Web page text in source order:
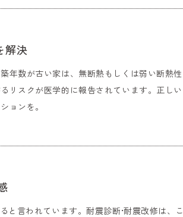
解決
年数が古い家は、無断熱もしくは弱い断熱性
リスクが医学的に報告されています。正しい
ョンを。
と言われています。​耐震診断•耐震改修は、こ